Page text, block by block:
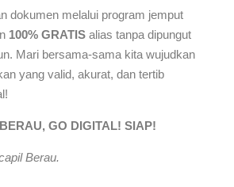
dokumen melalui program jemput
100% GRATIS alias tanpa dipungut
Mari bersama-sama kita wujudkan
yang valid, akurat, dan tertib
GO DIGITAL! SIAP!
Berau.